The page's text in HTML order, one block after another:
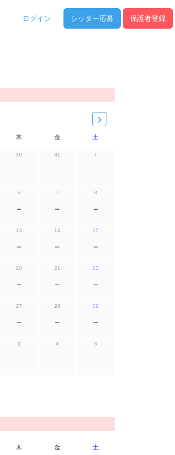
ログイン シッター応募 保護者登録
木 金 土
30 31 1
6
ー
7
ー
8
ー
13
ー
14
ー
15
ー
20
ー
21
ー
22
ー
27
ー
28
ー
29
ー
3 4 5
木 金 土